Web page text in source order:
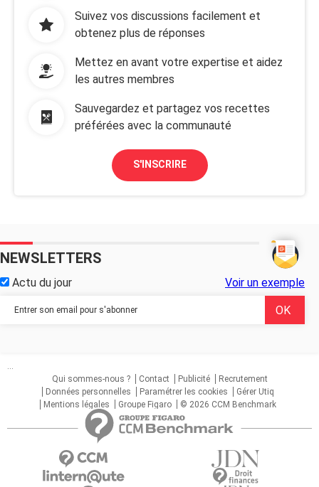
Suivez vos discussions facilement et
obtenez plus de réponses
Mettez en avant votre expertise et aidez
les autres membres
Sauvegardez et partagez vos recettes
préférées avec la communauté
S'INSCRIRE
NEWSLETTERS
Actu du jour Voir un exemple
...
Qui sommes-nous ?
Contact Publicité
Recrutement
Données personnelles
Paramétrer les cookies
Gérer Utiq
Mentions légales
Groupe Figaro © 2026 CCM Benchmark